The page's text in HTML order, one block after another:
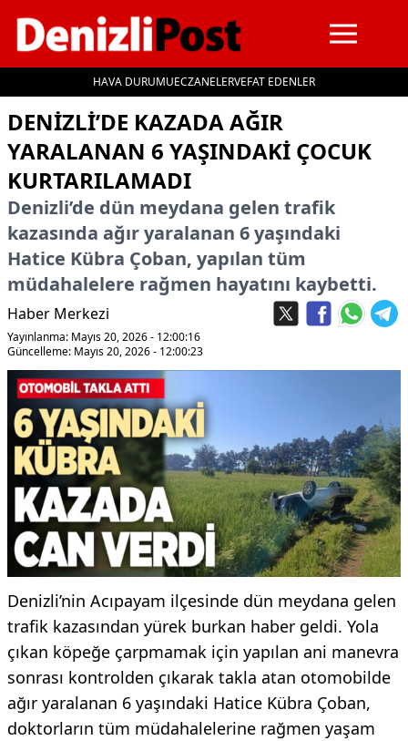
HAVA DURUMUECZANELERVEFAT EDENLER
İçeriğe geç
DENIZLI’DE KAZADA AĞIR
YARALANAN 6 YAŞINDAKI ÇOCUK
KURTARILAMADI
Denizli’de dün meydana gelen trafik
kazasında ağır yaralanan 6 yaşındaki
Hatice Kübra Çoban, yapılan tüm
müdahalelere rağmen hayatını kaybetti.
Haber Merkezi
Yayınlanma: Mayıs 20, 2026 - 12:00:16
Güncelleme: Mayıs 20, 2026 - 12:00:23
Denizli’nin Acıpayam ilçesinde dün meydana gelen
trafik kazasından yürek burkan haber geldi. Yola
çıkan köpeğe çarpmamak için yapılan ani manevra
sonrası kontrolden çıkarak takla atan otomobilde
ağır yaralanan 6 yaşındaki Hatice Kübra Çoban,
doktorların tüm müdahalelerine rağmen yaşam